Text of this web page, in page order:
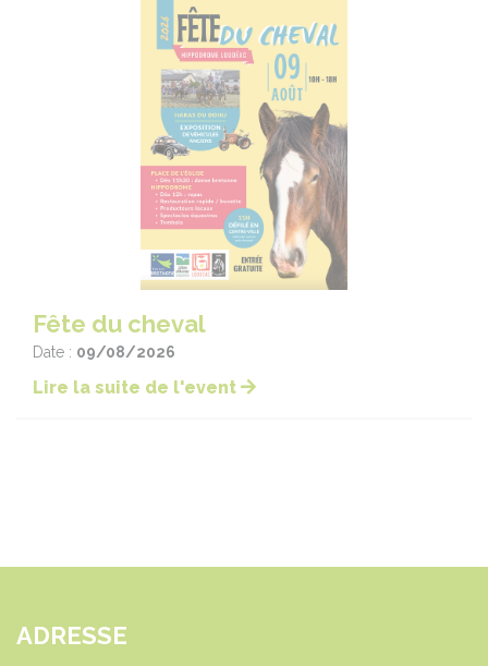
Fête du cheval
Date : 09/08/2026
Lire la suite de l'event
ADRESSE